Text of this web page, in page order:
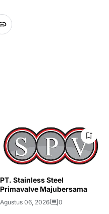
PT. Stainless Steel
Primavalve Majubersama
Agustus 06, 2026 0